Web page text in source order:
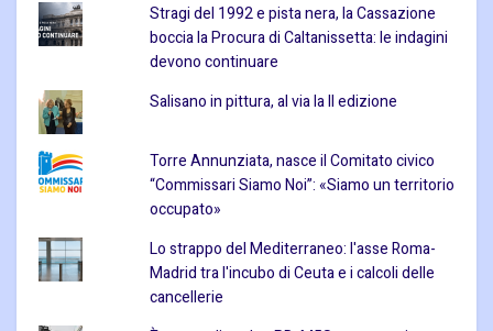
Stragi del 1992 e pista nera, la Cassazione
boccia la Procura di Caltanissetta: le indagini
devono continuare
Salisano in pittura, al via la II edizione
Torre Annunziata, nasce il Comitato civico
“Commissari Siamo Noi”: «Siamo un territorio
occupato»
Lo strappo del Mediterraneo: l'asse Roma-
Madrid tra l'incubo di Ceuta e i calcoli delle
cancellerie